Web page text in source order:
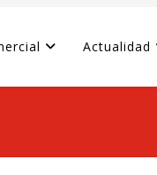
Actualidad